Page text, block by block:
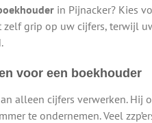
in Pijnacker? Kies
zelf grip op uw cijfers, terwijl
voor een boekhouder
alleen cijfers verwerken. Hij
te ondernemen. Veel